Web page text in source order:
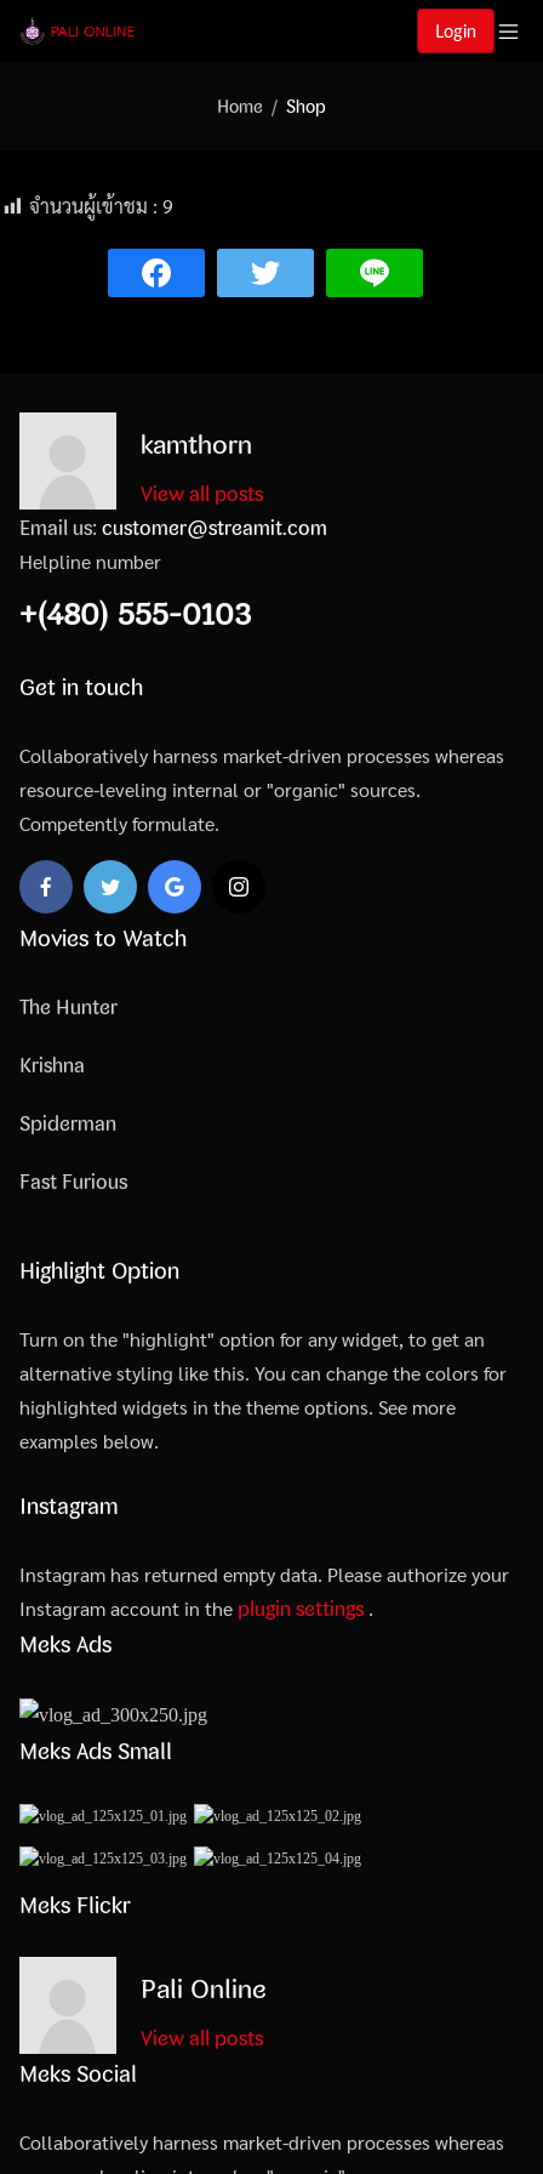
Login
Home Shop
จำนวนผู้เข้าชม : 9
kamthorn
View all posts
Email us:customer@streamit.com
Helpline number
+(480) 555-0103
Get in touch
Collaboratively harness market-driven processes whereas
resource-leveling internal or "organic" sources.
Competently formulate.
Movies to Watch
The Hunter
Krishna
Spiderman
Fast Furious
Highlight Option
Turn on the "highlight" option for any widget, to get an
alternative styling like this. You can change the colors for
highlighted widgets in the theme options. See more
examples below.
Instagram
Instagram has returned empty data. Please authorize your
Instagram account in the plugin settings .
Meks Ads
Meks Ads Small
Meks Flickr
Pali Online
View all posts
Meks Social
Collaboratively harness market-driven processes whereas